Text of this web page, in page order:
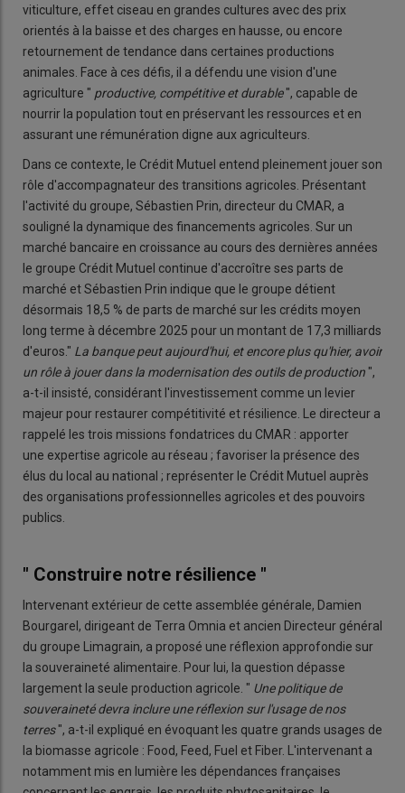
viticulture, effet ciseau en grandes cultures avec des prix
orientés à la baisse et des charges en hausse, ou encore
retournement de tendance dans certaines productions
animales. Face à ces défis, il a défendu une vision d'une
agriculture " productive, compétitive et durable", capable de
nourrir la population tout en préservant les ressources et en
assurant une rémunération digne aux agriculteurs.
Dans ce contexte, le Crédit Mutuel entend pleinement jouer son
rôle d'accompagnateur des transitions agricoles. Présentant
l'activité du groupe, Sébastien Prin, directeur du CMAR, a
souligné la dynamique des financements agricoles. Sur un
marché bancaire en croissance au cours des dernières années
le groupe Crédit Mutuel continue d'accroître ses parts de
marché et Sébastien Prin indique que le groupe détient
désormais 18,5 % de parts de marché sur les crédits moyen
long terme à décembre 2025 pour un montant de 17,3 milliards
d'euros." La banque peut aujourd'hui, et encore plus qu'hier, avoir
un rôle à jouer dans la modernisation des outils de production ",
a-t-il insisté, considérant l'investissement comme un levier
majeur pour restaurer compétitivité et résilience. Le directeur a
rappelé les trois missions fondatrices du CMAR : apporter
une expertise agricole au réseau ; favoriser la présence des
élus du local au national ; représenter le Crédit Mutuel auprès
des organisations professionnelles agricoles et des pouvoirs
publics.
" Construire notre résilience "
Intervenant extérieur de cette assemblée générale, Damien
Bourgarel, dirigeant de Terra Omnia et ancien Directeur général
du groupe Limagrain, a proposé une réflexion approfondie sur
la souveraineté alimentaire. Pour lui, la question dépasse
largement la seule production agricole. " Une politique de
souveraineté devra inclure une réflexion sur l'usage de nos
terres", a-t-il expliqué en évoquant les quatre grands usages de
la biomasse agricole : Food, Feed, Fuel et Fiber. L'intervenant a
notamment mis en lumière les dépendances françaises